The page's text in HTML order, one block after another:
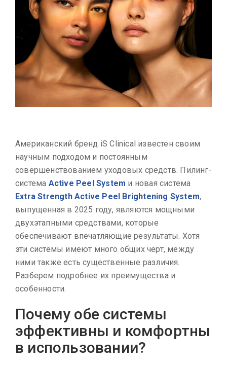
Американский бренд iS Clinical известен своим
научным подходом и постоянным
совершенствованием уходовых средств. Пилинг-
система Active Peel System и новая система
Extra Strength Active Peel Brightening System,
выпущенная в 2025 году, являются мощными
двухэтапными средствами, которые
обеспечивают впечатляющие результаты. Хотя
эти системы имеют много общих черт, между
ними также есть существенные различия.
Разберем подробнее их преимущества и
особенности.
Почему обе системы
эффективны и комфортны
в использовании?